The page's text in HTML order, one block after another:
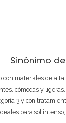
Sinónimo
con materiales de
cómodas y
3 y con
para sol